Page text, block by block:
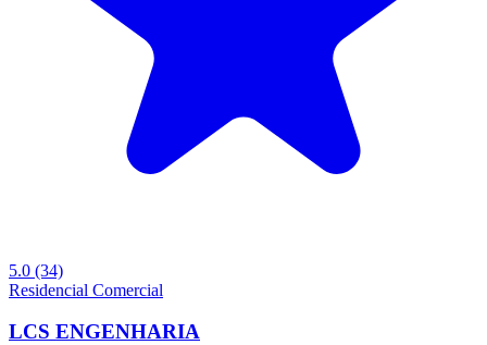
5.0 (34)
Residencial Comercial
LCS ENGENHARIA